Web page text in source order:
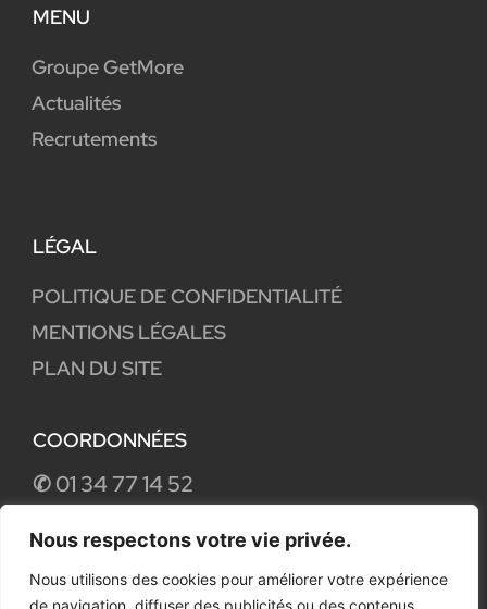
Nous respectons votre vie privée.
Nous utilisons des cookies pour améliorer votre expérience
de navigation, diffuser des publicités ou des contenus
MENU
Groupe GetMore
Actualités
Recrutements
LÉGAL
POLITIQUE DE CONFIDENTIALITÉ
MENTIONS LÉGALES
PLAN DU SITE
COORDONNÉES
✆ 01 34 77 14 52